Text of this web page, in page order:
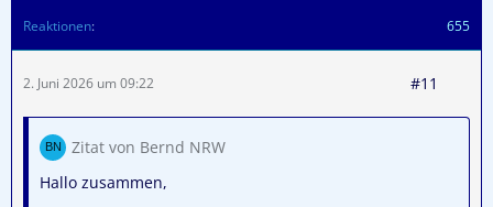
Reaktionen 655
2. Juni 2026 um 09:22 #11
Zitat von Bernd NRW
Hallo zusammen,